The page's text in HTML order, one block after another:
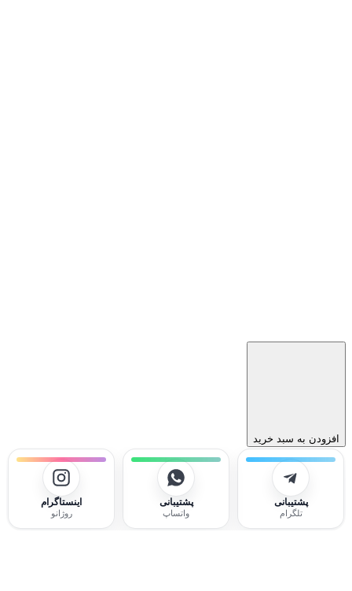
افزودن به سبد خرید
پشتیبانی
تلگرام
پشتیبانی
واتساپ
اینستاگرام
روژانو